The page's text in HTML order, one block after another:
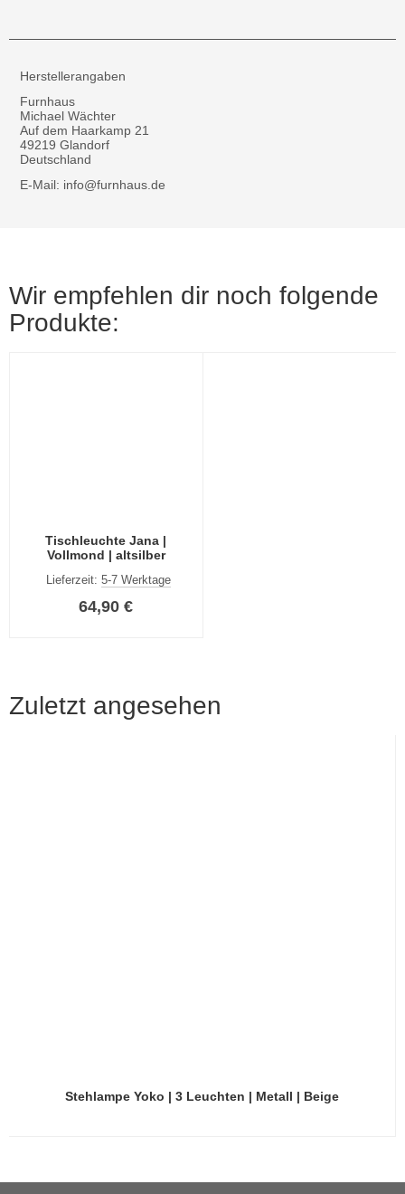
Herstellerangaben
Furnhaus
Michael Wächter
Auf dem Haarkamp 21
49219 Glandorf
Deutschland
E-Mail: info@furnhaus.de
Wir empfehlen dir noch folgende
Produkte:
Tischleuchte Jana |
Vollmond | altsilber
Lieferzeit: 5-7 Werktage
64,90 €
Zuletzt angesehen
Stehlampe Yoko | 3 Leuchten | Metall | Beige